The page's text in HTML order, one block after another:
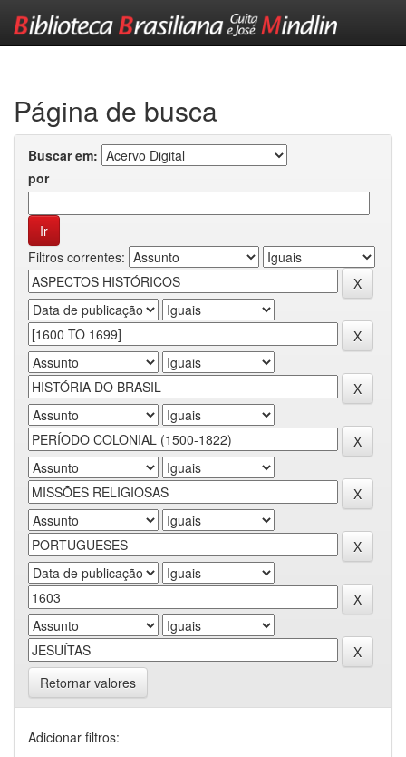
Página de busca
Buscar em:
por
Filtros correntes:
Retornar valores
Adicionar filtros: